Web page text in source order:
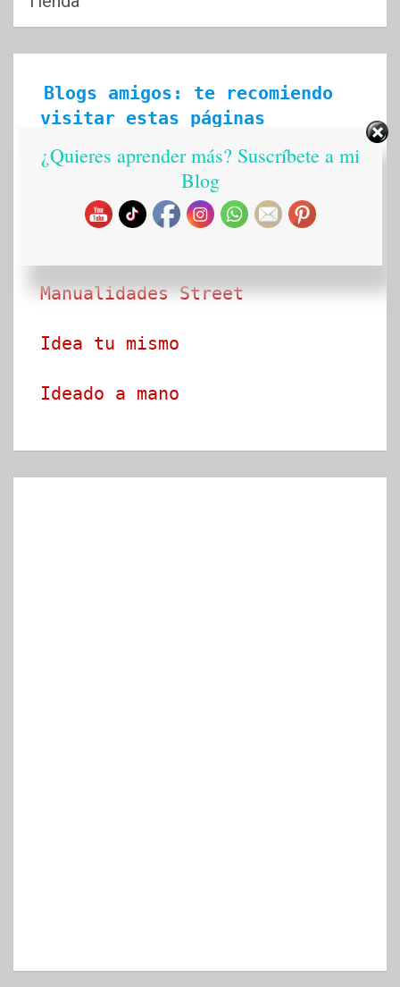
Blogs amigos: te recomiendo
visitar estas páginas
Ecobrisa Manualidades
Arte en tus manos con Lili y
Manualidades Street
Idea tu mismo
Ideado a mano
¿Quieres aprender más? Suscríbete a mi
Blog